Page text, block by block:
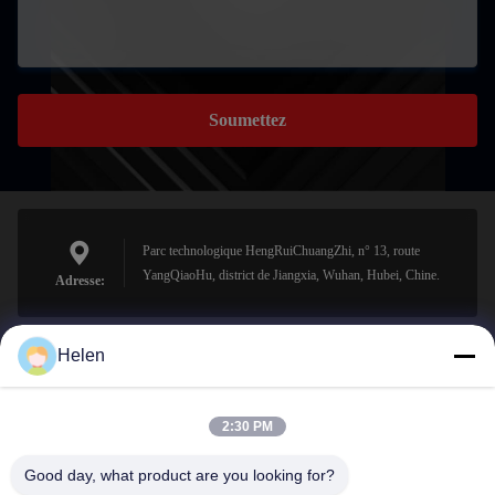
Soumettez
Adresse:
Parc technologique HengRuiChuangZhi, n° 13, route
YangQiaoHu, district de Jiangxia, Wuhan, Hubei, Chine.
sales@perfectlaser.net
Helen
2:30 PM
Good day, what product are you looking for?